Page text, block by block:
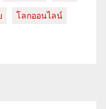
โลกออนไลน์